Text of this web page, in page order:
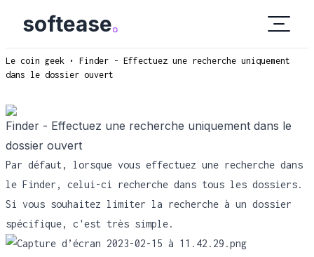
softease.
Le coin geek • Finder - Effectuez une recherche uniquement
dans le dossier ouvert
Finder - Effectuez une recherche uniquement dans le
dossier ouvert
Par défaut, lorsque vous effectuez une recherche dans
le Finder, celui-ci recherche dans tous les dossiers.
Si vous souhaitez limiter la recherche à un dossier
spécifique, c'est très simple.